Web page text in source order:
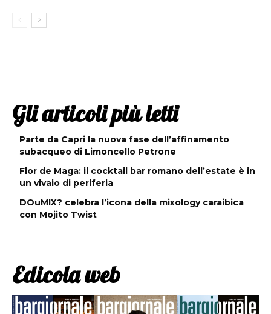
Gli articoli più letti
Parte da Capri la nuova fase dell’affinamento
subacqueo di Limoncello Petrone
Flor de Maga: il cocktail bar romano dell’estate è in
un vivaio di periferia
DOuMIX? celebra l’icona della mixology caraibica
con Mojito Twist
Edicola web